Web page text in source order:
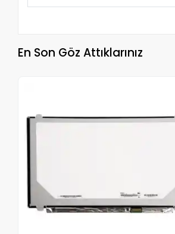
En Son Göz Attıklarınız